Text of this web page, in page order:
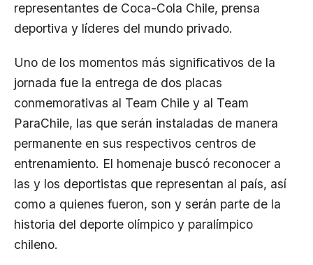
representantes de Coca-Cola Chile, prensa
deportiva y líderes del mundo privado.
Uno de los momentos más significativos de la
jornada fue la entrega de dos placas
conmemorativas al Team Chile y al Team
ParaChile, las que serán instaladas de manera
permanente en sus respectivos centros de
entrenamiento. El homenaje buscó reconocer a
las y los deportistas que representan al país, así
como a quienes fueron, son y serán parte de la
historia del deporte olímpico y paralímpico
chileno.